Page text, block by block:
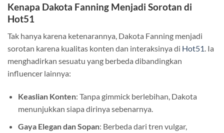
Kenapa Dakota Fanning Menjadi Sorotan di
Hot51
Tak hanya karena ketenarannya, Dakota Fanning menjadi
sorotan karena kualitas konten dan interaksinya di Hot51. Ia
menghadirkan sesuatu yang berbeda dibandingkan
influencer lainnya:
Keaslian Konten: Tanpa gimmick berlebihan, Dakota
menunjukkan siapa dirinya sebenarnya.
Gaya Elegan dan Sopan: Berbeda dari tren vulgar,